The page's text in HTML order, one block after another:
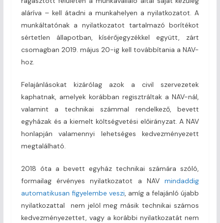
aláríva – kell átadni a munkahelyen a nyilatkozatot. A
munkáltatónak a nyilatkozatot tartalmazó borítékot
sértetlen állapotban, kísérőjegyzékkel együtt, zárt
csomagban 2019. május 20-ig kell továbbítania a NAV-
hoz.
Felajánlásokat kizárólag azok a civil szervezetek
kaphatnak, amelyek korábban regisztráltak a NAV-nál,
valamint a technikai számmal rendelkező, bevett
egyházak és a kiemelt költségvetési előirányzat. A NAV
honlapján valamennyi lehetséges kedvezményezett
megtalálható.
2018 óta a bevett egyház technikai számára szóló,
formailag érvényes nyilatkozatot a NAVmindaddig
automatikusan figyelembe veszi, amíg a felajánló újabb
nyilatkozattal nem jelöl meg másik technikai számos
kedvezményezettet, vagy a korábbi nyilatkozatát nem